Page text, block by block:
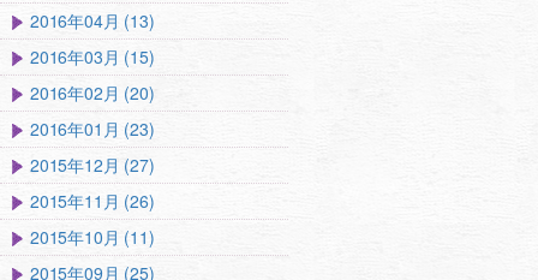
2016年04月 (13)
2016年03月 (15)
2016年02月 (20)
2016年01月 (23)
2015年12月 (27)
2015年11月 (26)
2015年10月 (11)
2015年09月 (25)